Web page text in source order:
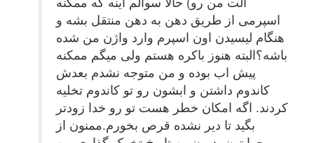
اسپرمی از طریق دهن به دهن منتقل بشه و
هنگام لیسیدن اون اسپرم وارد واژن من شده
باشه؟البته هنوز باکره هستم ولی میگم ممکنه
پیش اب بوده و من متوجه نشدم بعدش
کاندوم داشتن و ابشون رو تو کاندوم تخلیه
کردند. اگه امکان خطر هست تو رو خدا زودتر
بگید تا دیر نشده قرص بخورم.ممنون از